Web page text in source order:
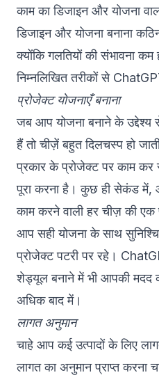
काम का डिजाइन और योजना
डिजाइन और योजना बनाना
क्योंकि गलतियों की संभावना
निम्नलिखित तरीकों से
प्रोजेक्ट योजनाएँ बनाना
जब आप योजना बनाने के
हैं तो चीज़ें बहुत दिलचस्प हो
प्रकार के प्रोजेक्ट पर काम
पूरा करना है। कुछ ही सेकंड में,
काम करने वाली हर चीज़ की एक
आप सही योजना के साथ
प्रोजेक्ट पटरी पर रहे।
शेड्यूल बनाने में भी आपकी
अधिक बाद में।
लागत अनुमान
चाहे आप कई उत्पादों के लिए
लागत का अनुमान प्राप्त